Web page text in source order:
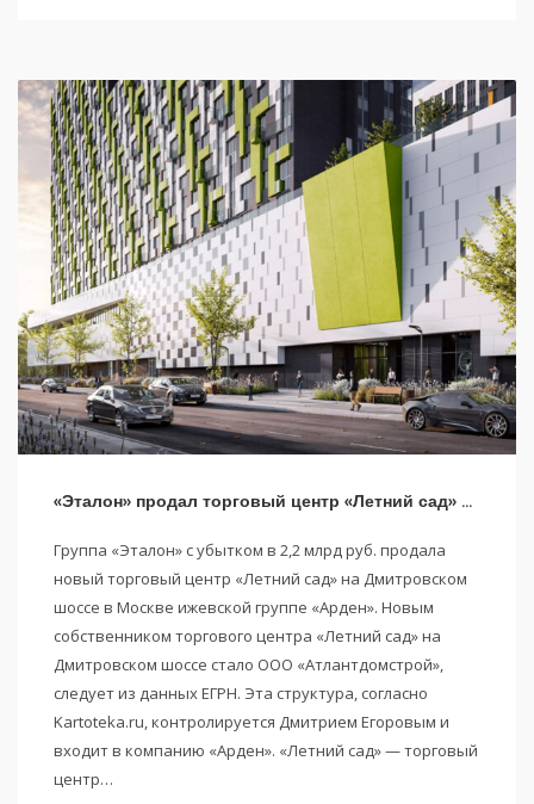
«Эталон» продал торговый центр «Летний сад» на севере Москвы
Группа «Эталон» с убытком в 2,2 млрд руб. продала
новый торговый центр «Летний сад» на Дмитровском
шоссе в Москве ижевской группе «Арден». Новым
собственником торгового центра «Летний сад» на
Дмитровском шоссе стало ООО «Атлантдомстрой»,
следует из данных ЕГРН. Эта структура, согласно
Kartoteka.ru, контролируется Дмитрием Егоровым и
входит в компанию «Арден». «Летний сад» — торговый
центр…